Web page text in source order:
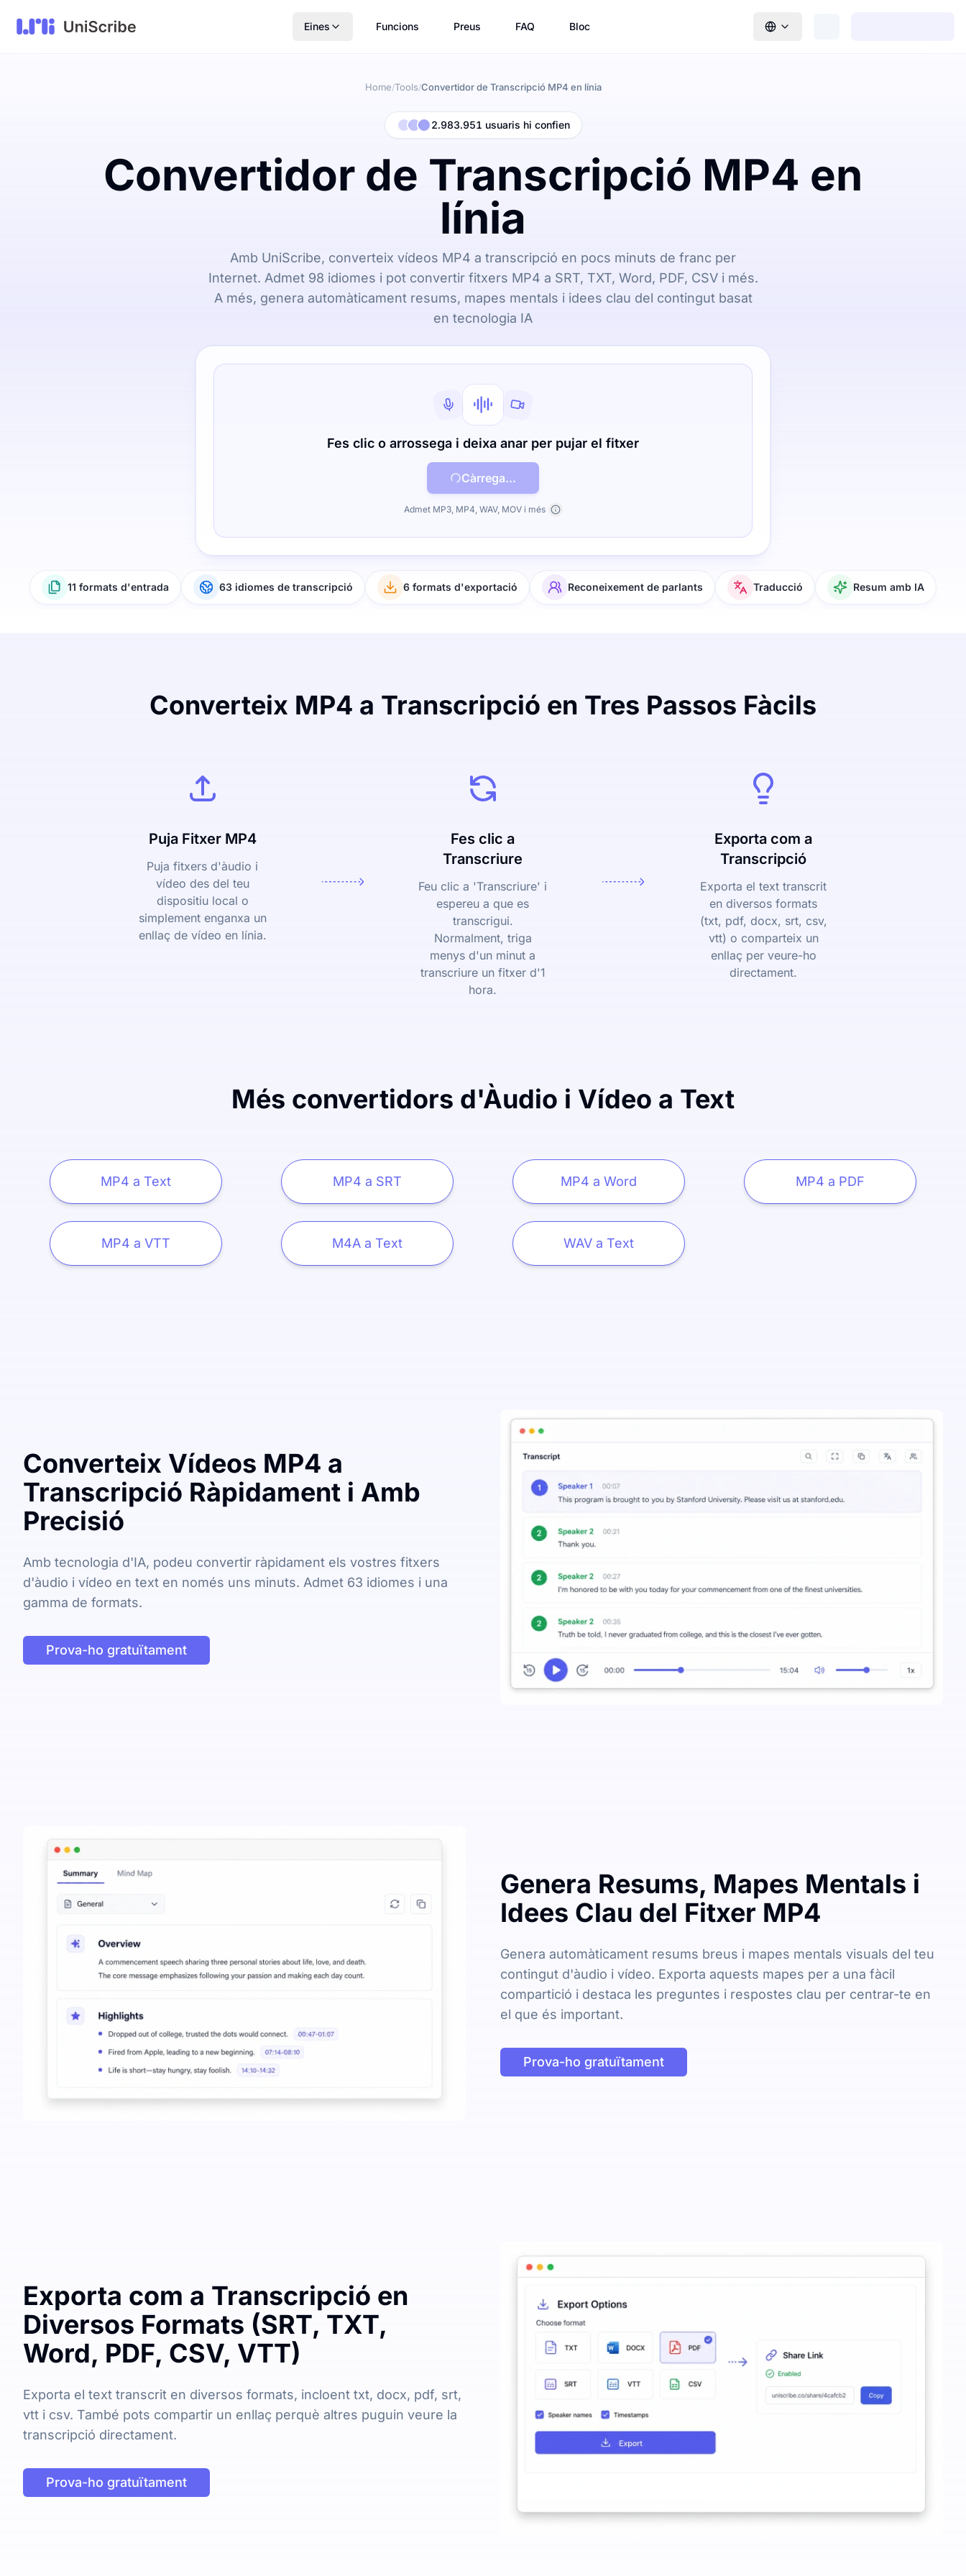
Eines Funcions Preus FAQ Bloc
Home/Tools/Convertidor de Transcripció MP4 en línia
2.983.951 usuaris hi confien
Convertidor de Transcripció MP4 en
línia
Amb UniScribe, converteix vídeos MP4 a transcripció en pocs minuts de franc per
Internet. Admet 98 idiomes i pot convertir fitxers MP4 a SRT, TXT, Word, PDF, CSV i més.
A més, genera automàticament resums, mapes mentals i idees clau del contingut basat
en tecnologia IA
Fes clic o arrossega i deixa anar per pujar el fitxer
Càrrega...
Admet MP3, MP4, WAV, MOV i més
11 formats d'entrada 63 idiomes de transcripció 6 formats d'exportació Reconeixement de parlants Traducció Resum amb IA
Converteix MP4 a Transcripció en Tres Passos Fàcils
Puja Fitxer MP4
Puja fitxers d'àudio i
vídeo des del teu
dispositiu local o
simplement enganxa un
enllaç de vídeo en línia.
Fes clic a
Transcriure
Feu clic a 'Transcriure' i
espereu a que es
transcrigui.
Normalment, triga
menys d'un minut a
transcriure un fitxer d'1
hora.
Exporta com a
Transcripció
Exporta el text transcrit
en diversos formats
(txt, pdf, docx, srt, csv,
vtt) o comparteix un
enllaç per veure-ho
directament.
Més convertidors d'Àudio i Vídeo a Text
MP4 a Text MP4 a SRT MP4 a Word MP4 a PDF
MP4 a VTT M4A a Text WAV a Text
Converteix Vídeos MP4 a
Transcripció Ràpidament i Amb
Precisió
Amb tecnologia d'IA, podeu convertir ràpidament els vostres fitxers
d'àudio i vídeo en text en només uns minuts. Admet 63 idiomes i una
gamma de formats.
Prova-ho gratuïtament
Genera Resums, Mapes Mentals i
Idees Clau del Fitxer MP4
Genera automàticament resums breus i mapes mentals visuals del teu
contingut d'àudio i vídeo. Exporta aquests mapes per a una fàcil
compartició i destaca les preguntes i respostes clau per centrar-te en
el que és important.
Prova-ho gratuïtament
Exporta com a Transcripció en
Diversos Formats (SRT, TXT,
Word, PDF, CSV, VTT)
Exporta el text transcrit en diversos formats, incloent txt, docx, pdf, srt,
vtt i csv. També pots compartir un enllaç perquè altres puguin veure la
transcripció directament.
Prova-ho gratuïtament